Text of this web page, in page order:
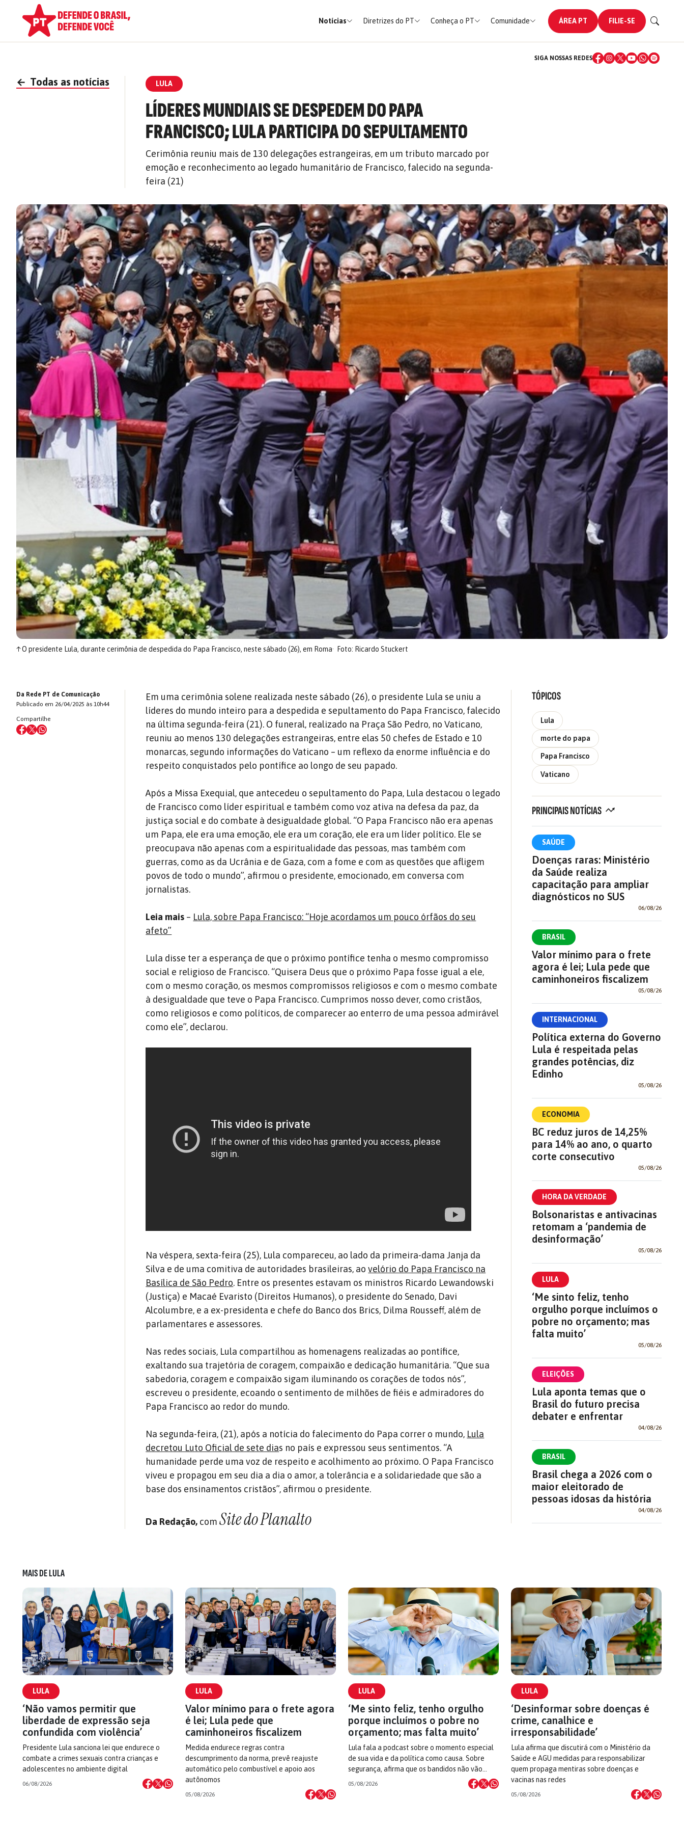
Notícias Diretrizes do PT Conheça o PT Comunidade ÁREA PT FILIE-SE
SIGA NOSSAS REDES
← Todas as notícias LULA
LÍDERES MUNDIAIS SE DESPEDEM DO PAPA
FRANCISCO; LULA PARTICIPA DO SEPULTAMENTO
Cerimônia reuniu mais de 130 delegações estrangeiras, em um tributo marcado por
emoção e reconhecimento ao legado humanitário de Francisco, falecido na segunda-
feira (21)
↑O presidente Lula, durante cerimônia de despedida do Papa Francisco, neste sábado (26), em Roma Foto: Ricardo Stuckert
Da Rede PT de Comunicação
Publicado em 26/04/2025 às 10h44
Compartilhe
Em uma cerimônia solene realizada neste sábado (26), o presidente Lula se uniu a
líderes do mundo inteiro para a despedida e sepultamento do Papa Francisco, falecido
na última segunda-feira (21). O funeral, realizado na Praça São Pedro, no Vaticano,
reuniu ao menos 130 delegações estrangeiras, entre elas 50 chefes de Estado e 10
monarcas, segundo informações do Vaticano – um reflexo da enorme influência e do
respeito conquistados pelo pontífice ao longo de seu papado.
Após a Missa Exequial, que antecedeu o sepultamento do Papa, Lula destacou o legado
de Francisco como líder espiritual e também como voz ativa na defesa da paz, da
justiça social e do combate à desigualdade global. “O Papa Francisco não era apenas
um Papa, ele era uma emoção, ele era um coração, ele era um líder político. Ele se
preocupava não apenas com a espiritualidade das pessoas, mas também com
guerras, como as da Ucrânia e de Gaza, com a fome e com as questões que afligem
povos de todo o mundo”, afirmou o presidente, emocionado, em conversa com
jornalistas.
Leia mais – Lula, sobre Papa Francisco: “Hoje acordamos um pouco órfãos do seu
afeto”
Lula disse ter a esperança de que o próximo pontífice tenha o mesmo compromisso
social e religioso de Francisco. “Quisera Deus que o próximo Papa fosse igual a ele,
com o mesmo coração, os mesmos compromissos religiosos e com o mesmo combate
à desigualdade que teve o Papa Francisco. Cumprimos nosso dever, como cristãos,
como religiosos e como políticos, de comparecer ao enterro de uma pessoa admirável
como ele”, declarou.
Na véspera, sexta-feira (25), Lula compareceu, ao lado da primeira-dama Janja da
Silva e de uma comitiva de autoridades brasileiras, aovelório do Papa Francisco na
Basílica de São Pedro. Entre os presentes estavam os ministros Ricardo Lewandowski
(Justiça) e Macaé Evaristo (Direitos Humanos), o presidente do Senado, Davi
Alcolumbre, e a ex-presidenta e chefe do Banco dos Brics, Dilma Rousseff, além de
parlamentares e assessores.
Nas redes sociais, Lula compartilhou as homenagens realizadas ao pontífice,
exaltando sua trajetória de coragem, compaixão e dedicação humanitária. “Que sua
sabedoria, coragem e compaixão sigam iluminando os corações de todos nós”,
escreveu o presidente, ecoando o sentimento de milhões de fiéis e admiradores do
Papa Francisco ao redor do mundo.
Na segunda-feira, (21), após a notícia do falecimento do Papa correr o mundo, Lula
decretou Luto Oficial de sete dias no país e expressou seus sentimentos. “A
humanidade perde uma voz de respeito e acolhimento ao próximo. O Papa Francisco
viveu e propagou em seu dia a dia o amor, a tolerância e a solidariedade que são a
base dos ensinamentos cristãos”, afirmou o presidente.
Da Redação, comSite do Planalto
TÓPICOS
Lula
morte do papa
Papa Francisco
Vaticano
PRINCIPAIS NOTÍCIAS
SAÚDE
Doenças raras: Ministério
da Saúde realiza
capacitação para ampliar
diagnósticos no SUS
06/08/26
BRASIL
Valor mínimo para o frete
agora é lei; Lula pede que
caminhoneiros fiscalizem
05/08/26
INTERNACIONAL
Política externa do Governo
Lula é respeitada pelas
grandes potências, diz
Edinho
05/08/26
ECONOMIA
BC reduz juros de 14,25%
para 14% ao ano, o quarto
corte consecutivo
05/08/26
HORA DA VERDADE
Bolsonaristas e antivacinas
retomam a ‘pandemia de
desinformação’
05/08/26
LULA
‘Me sinto feliz, tenho
orgulho porque incluímos o
pobre no orçamento; mas
falta muito’
05/08/26
ELEIÇÕES
Lula aponta temas que o
Brasil do futuro precisa
debater e enfrentar
04/08/26
BRASIL
Brasil chega a 2026 com o
maior eleitorado de
pessoas idosas da história
04/08/26
MAIS DE LULA
LULA
‘Não vamos permitir que
liberdade de expressão seja
confundida com violência’
Presidente Lula sanciona lei que endurece o
combate a crimes sexuais contra crianças e
adolescentes no ambiente digital
06/08/2026
LULA
Valor mínimo para o frete agora
é lei; Lula pede que
caminhoneiros fiscalizem
Medida endurece regras contra
descumprimento da norma, prevê reajuste
automático pelo combustível e apoio aos
autônomos
05/08/2026
LULA
‘Me sinto feliz, tenho orgulho
porque incluímos o pobre no
orçamento; mas falta muito’
Lula fala a podcast sobre o momento especial
de sua vida e da política como causa. Sobre
segurança, afirma que os bandidos não vão…
05/08/2026
LULA
‘Desinformar sobre doenças é
crime, canalhice e
irresponsabilidade’
Lula afirma que discutirá com o Ministério da
Saúde e AGU medidas para responsabilizar
quem propaga mentiras sobre doenças e
vacinas nas redes
05/08/2026